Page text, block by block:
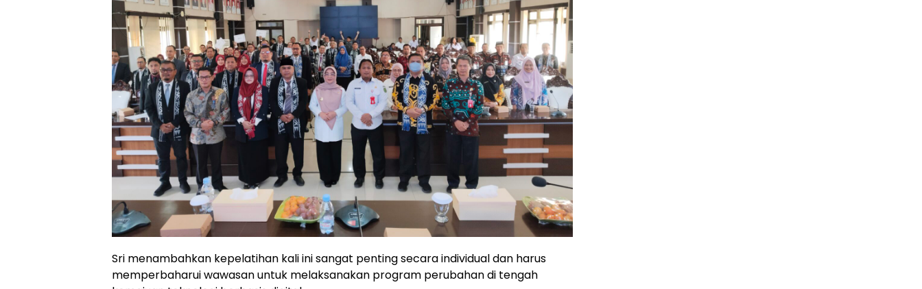
Sri menambahkan kepelatihan kali ini sangat penting secara individual dan harus
memperbaharui wawasan untuk melaksanakan program perubahan di tengah